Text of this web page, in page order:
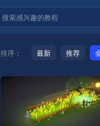
排序： 最新 推荐